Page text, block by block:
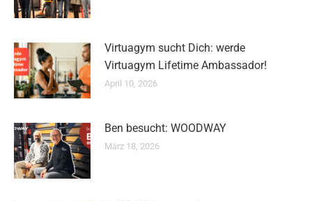
Virtuagym sucht Dich: werde
Virtuagym Lifetime Ambassador!
April 10, 2026
Ben besucht: WOODWAY
März 18, 2026